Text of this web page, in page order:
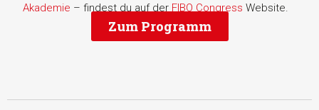
Akademie – findest du auf der FIBO Congress Website.
Zum Programm